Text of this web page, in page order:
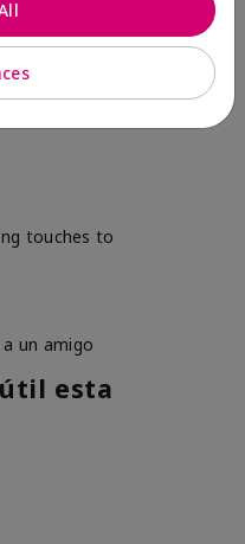
touches to
un amigo
esta